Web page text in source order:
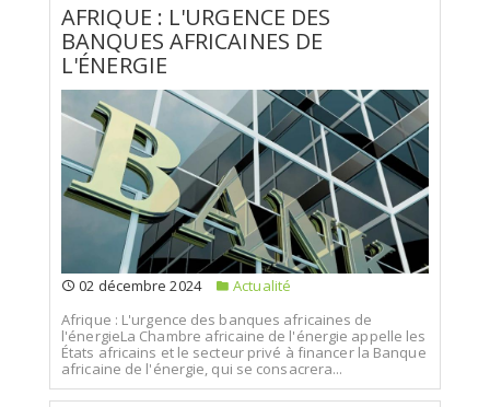
AFRIQUE : L'URGENCE DES
BANQUES AFRICAINES DE
L'ÉNERGIE
02 décembre 2024
Actualité
Afrique : L'urgence des banques africaines de
l'énergieLa Chambre africaine de l'énergie appelle les
États africains et le secteur privé à financer la Banque
africaine de l'énergie, qui se consacrera...